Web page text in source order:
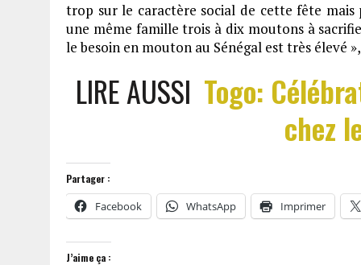
trop sur le caractère social de cette fête
une même famille trois à dix moutons à
le besoin en mouton au Sénégal est très élevé
LIRE AUSSI Togo:
chez
Partager :
Facebook WhatsApp Imprimer
J’aime ça :